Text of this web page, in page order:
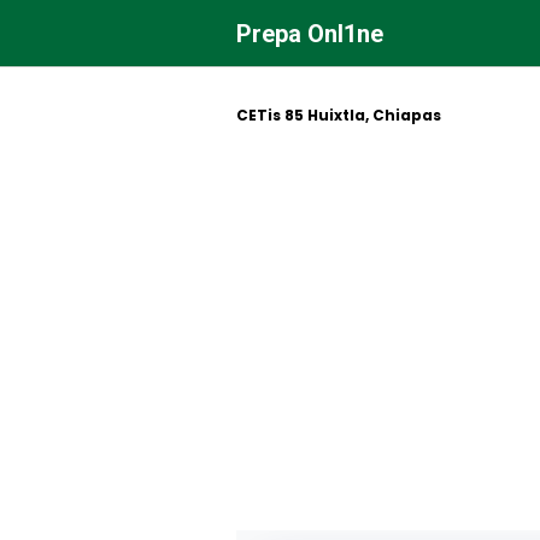
contenido
Prepa Onl1ne
CETis 85 Huixtla, Chiapas